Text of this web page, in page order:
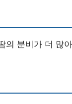
의 분비가 더 많